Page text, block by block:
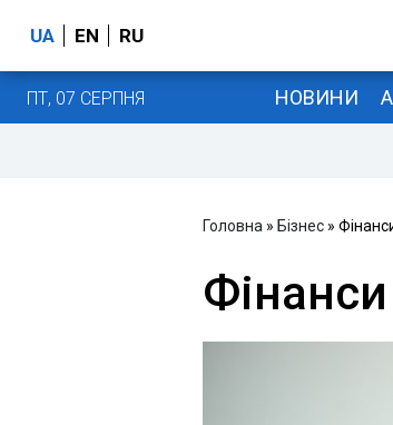
UA EN RU
ПТ, 07 СЕРПНЯ НОВИНИ
Головна » Бізнес »
Фінанси